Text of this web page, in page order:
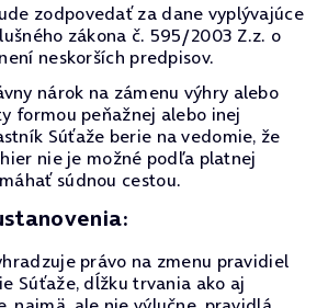
zodpovedať za dane vyplývajúce
zákona č. 595/2003 Z.z. o
neskorších predpisov.
nárok na zámenu výhry alebo
formou peňažnej alebo inej
Súťaže berie na vedomie, že
nie je možné podľa platnej
súdnou cestou.
právo na zmenu pravidiel
Súťaže, dĺžku trvania ako aj